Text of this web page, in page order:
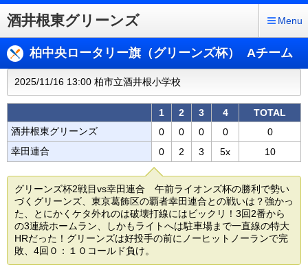
酒井根東グリーンズ Menu
柏中央ロータリー旗（グリーンズ杯） Aチーム
2025/11/16 13:00 柏市立酒井根小学校
1 2 3 4
TOTAL
酒井根東グリーンズ
0 0 0 0
0
幸田連合
0 2 3 5x 10
グリーンズ杯2戦目vs幸田連合 午前ライオンズ杯の勝利で勢い
づくグリーンズ、東京葛飾区の覇者幸田連合との戦いは？強かっ
た、とにかくケタ外れのは破壊打線にはビックリ！3回2番から
の3連続ホームラン、しかもライトへは駐車場まで一直線の特大
HRだった！グリーンズは好投手の前にノーヒットノーランで完
敗、4回０：１０コールド負け。